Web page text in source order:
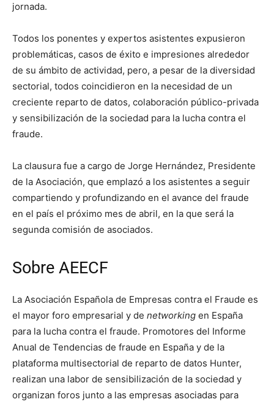
jornada.
Todos los ponentes y expertos asistentes expusieron
problemáticas, casos de éxito e impresiones alrededor
de su ámbito de actividad, pero, a pesar de la diversidad
sectorial, todos coincidieron en la necesidad de un
creciente reparto de datos, colaboración público-privada
y sensibilización de la sociedad para la lucha contra el
fraude.
La clausura fue a cargo de Jorge Hernández, Presidente
de la Asociación, que emplazó a los asistentes a seguir
compartiendo y profundizando en el avance del fraude
en el país el próximo mes de abril, en la que será la
segunda comisión de asociados.
Sobre AEECF
La Asociación Española de Empresas contra el Fraude es
el mayor foro empresarial y de networking en España
para la lucha contra el fraude. Promotores del Informe
Anual de Tendencias de fraude en España y de la
plataforma multisectorial de reparto de datos Hunter,
realizan una labor de sensibilización de la sociedad y
organizan foros junto a las empresas asociadas para